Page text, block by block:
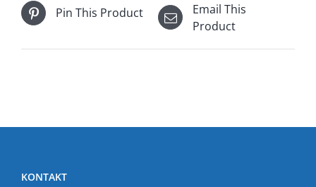
Pin This Product
Email This
Product
KONTAKT